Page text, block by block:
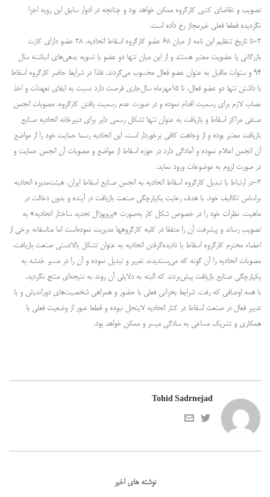
تصویب و تقاضای کتبی کارگروه ممکن خواهد بود و چنانچه در ادوار سابق این رویه اجرا
نگردیده قطعا فعلی غیرمجاز رخ داده است.
۲-تا تاریخ تنظیم این نامه از میان ۶۸ عضو کارگروه اسقاط اتحادیه، ۲۸ عضو دارای کارت
بازرگانی یا عضویت معتبر هستند و از این میان تنها دو عضو با تسویه بدهی‌های انباشته سال
۹۴ و سنوات ماقبل به عنوان عضو فعال محسوب می‌گردند. فلذا در شرایط حاضر کارگروه اسقاط
با داشتن تنها دو عضو فعال، تا ۱۵مهرماه سال‌جاری فرصت دارد نسبت به ایفای تعهدات و اخذ
نصاب لازم برای رسمیت اقدام نموده و در صورت عدم رسمیت یافتن کارگروه، مصوبات انجمن
صنفی مراکز اسقاط و بازیافت به عنوان تنها تشکل رسمی دایر برای دبیرخانه اتحادیه صنایع
بازیافت معتبر بوده و از وجاهت کافی برخوردار است. این اتحادیه رسما حمایت خود را از مواضع
آن انجمن اعلام نموده و آمادگی دارد در حوزه اسقاط از مواضع و مصوبات آن انجمن حمایت و
در صورت لزوم به موضوعات ورود نماید.
۳-در ارتباط با تبدیل کارگروه اسقاط اتحادیه به انجمن صنایع اسقاط ایران، هیئت‌مدیره اتحادیه
براساس تکالیف خود، با هدف رعایت یکپارچگی صنعت بازیافت در آینده و بدون دخالت در
ماهیت، نظرات خود را در خصوص شکل کار به‌صورت «پروپوزال تجدید ساختار اتحادیه» به
تصویب رساند و پیشرفت آن را متفقا در کلیه کارگروهها مدیریت نموده‌است اما متاسفانه برخی از
اعضاء محترم کارگروه اسقاط با نادیده‌گرفتن اتحادیه به عنوان تشکل بالادستی صنعت بازیافت،
مصوبات اتحادیه را آن گونه که می‌پسندیدند تغییر و تبدیل نموده و آن را در مسیر خدشه به
یکپارچگی صنایع بازیافت پیش‌بردند که البته به دلایلی آن روند به نتیجه‌ای منتج نگردید.
با همه اوصافی که رفت، شرایط بحرانی فعلی با حضور و همراهی شخصیت‌های دوراندیش و با
تدبیر فعال در صنعت اسقاط در کنار اتحادیه لاینحل نبوده و قطعا عبور از وضعیت فعلی با
همکاری و تشریک مساعی به سادگی میسر و ممکن خواهد بود.
Tohid Sadrnejad
نوشته های اخیر